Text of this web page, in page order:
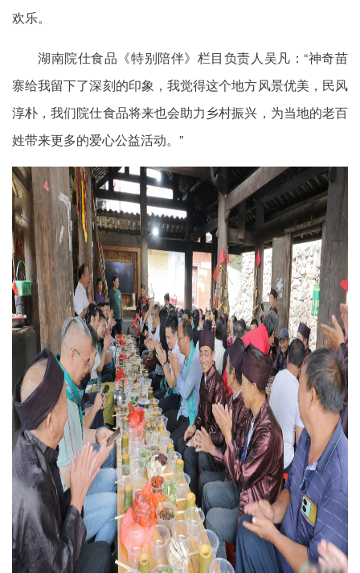
欢乐。
湖南院仕食品《特别陪伴》栏目负责人吴凡：“神奇苗
寨给我留下了深刻的印象，我觉得这个地方风景优美，民风
淳朴，我们院仕食品将来也会助力乡村振兴，为当地的老百
姓带来更多的爱心公益活动。”